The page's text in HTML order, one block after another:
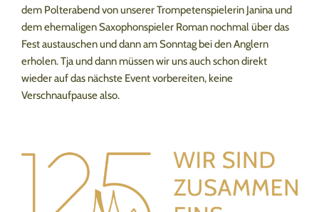
dem Polterabend von unserer Trompetenspielerin Janina und
dem ehemaligen Saxophonspieler Roman nochmal über das
Fest austauschen und dann am Sonntag bei den Anglern
erholen. Tja und dann müssen wir uns auch schon direkt
wieder auf das nächste Event vorbereiten, keine
Verschnaufpause also.